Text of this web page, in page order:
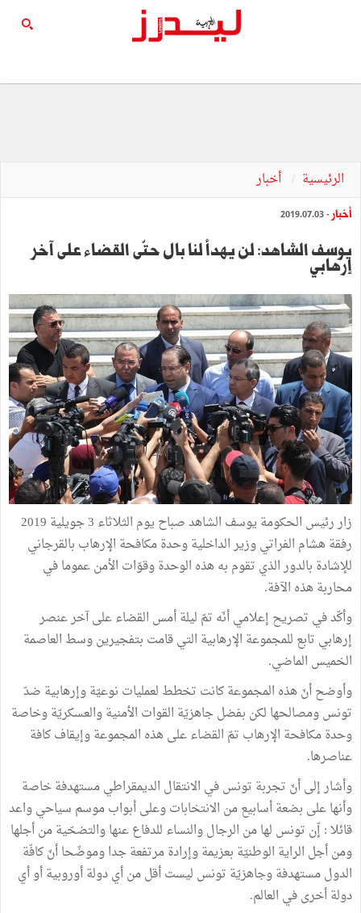
الرئيسية أخبار
أخبار - 2019.07.03
يوسف الشاهد: لن يهدأ لنا بال حتّى القضاء على آخر
إرهابي
زار رئيس الحكومة يوسف الشاهد صباح يوم الثلاثاء 3 جويلية 2019
رفقة هشام الفراتي وزير الداخلية وحدة مكافحة الإرهاب بالقرجاني
للإشادة بالدور الذي تقوم به هذه الوحدة وقوّات الأمن عموما في
محاربة هذه الآفة.
وأكّد في تصريح إعلامي أنّه تمّ ليلة أمس القضاء على آخر عنصر
إرهابي تابع للمجموعة الإرهابية التي قامت بتفجيرين وسط العاصمة
الخميس الماضي.
وأوضح أنّ هذه المجموعة كانت تخطط لعمليات نوعيّة وإرهابية ضدّ
تونس ومصالحها لكن بفضل جاهزيّة القوات الأمنية والعسكريّة وخاصة
وحدة مكافحة الإرهاب تمّ القضاء على هذه المجموعة وإيقاف كافة
عناصرها.
وأشار إلى أنّ تجربة تونس في الانتقال الديمقراطي مستهدفة خاصة
وأنها على بضعة أسابيع من الانتخابات وعلى أبواب موسم سياحي واعد
قائلا : إّن تونس لها من الرجال والنساء للدفاع عنها والتضحّية من أجلها
ومن أجل الراية الوطنيّة بعزيمة وإرادة مرتفعة جدا وموضّحا أنّ كافّة
الدول مستهدفة وجاهزيّة تونس ليست أقل من أي دولة أوروبية أو أي
دولة أخرى في العالم.